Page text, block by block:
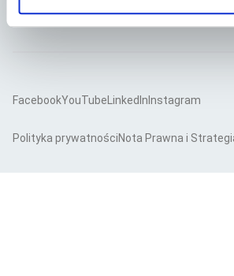
FacebookYouTubeLinkedIn Instagram
Polityka prywatnościNota Prawna i